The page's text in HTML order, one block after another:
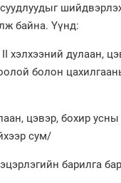
байна. Үүнд:
хэлхээний дулаан,
болон
цэвэр, бохир
сум/
барилга